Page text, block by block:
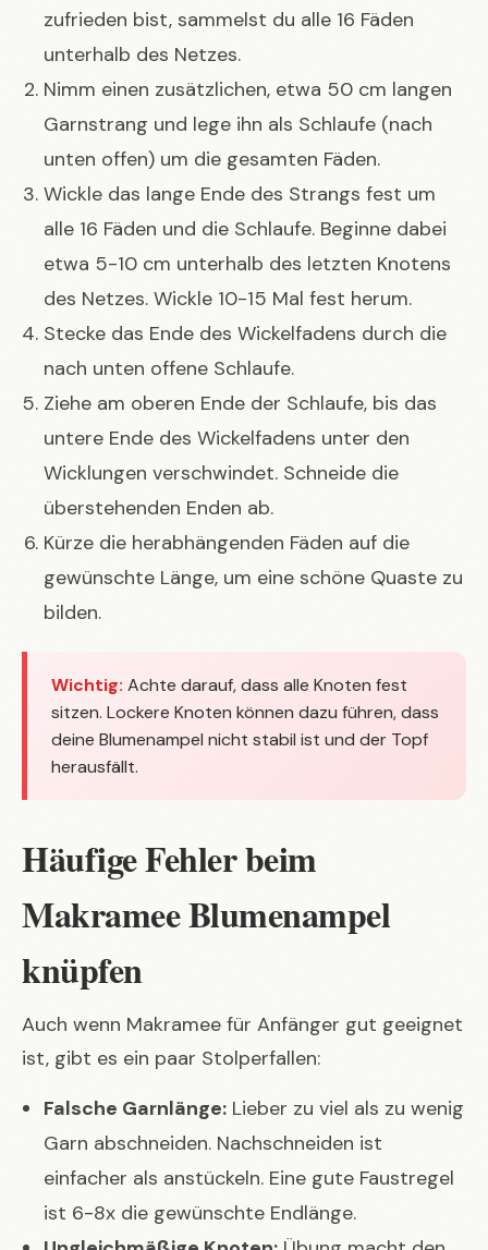
zufrieden bist, sammelst du alle 16 Fäden
unterhalb des Netzes.
Nimm einen zusätzlichen, etwa 50 cm langen
Garnstrang und lege ihn als Schlaufe (nach
unten offen) um die gesamten Fäden.
Wickle das lange Ende des Strangs fest um
alle 16 Fäden und die Schlaufe. Beginne dabei
etwa 5-10 cm unterhalb des letzten Knotens
des Netzes. Wickle 10-15 Mal fest herum.
Stecke das Ende des Wickelfadens durch die
nach unten offene Schlaufe.
Ziehe am oberen Ende der Schlaufe, bis das
untere Ende des Wickelfadens unter den
Wicklungen verschwindet. Schneide die
überstehenden Enden ab.
Kürze die herabhängenden Fäden auf die
gewünschte Länge, um eine schöne Quaste zu
bilden.
Wichtig: Achte darauf, dass alle Knoten fest
sitzen. Lockere Knoten können dazu führen, dass
deine Blumenampel nicht stabil ist und der Topf
herausfällt.
Häufige Fehler beim
Makramee Blumenampel
knüpfen
Auch wenn Makramee für Anfänger gut geeignet
ist, gibt es ein paar Stolperfallen:
Falsche Garnlänge: Lieber zu viel als zu wenig
Garn abschneiden. Nachschneiden ist
einfacher als anstückeln. Eine gute Faustregel
ist 6-8x die gewünschte Endlänge.